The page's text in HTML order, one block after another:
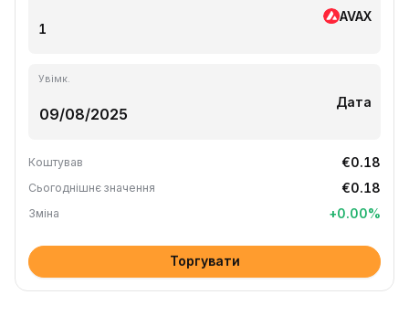
AVAX
Увімк.
Дата
Коштував €0.18
Сьогоднішнє значення €0.18
Зміна +0.00%
Торгувати